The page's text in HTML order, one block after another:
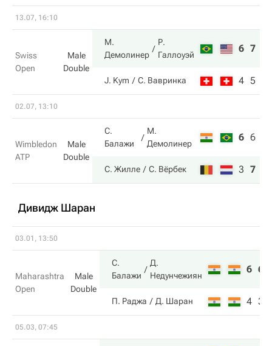
13.07, 16:10
Swiss
Open
Male
Double
М.
Демолинер
Р.
Галлоуэй
6 7
J. Kym С. Вавринка 4 5
02.07, 13:10
Wimbledon
ATP
Male
Double
С.
Балажи
М.
Демолинер
6 6
С. Жилле С. Вёрбек 3 7
Дивидж Шаран
03.01, 13:50
Maharashtra
Open
Male
Double
С.
Балажи
Д.
Недунчежиян
6 6
П. Раджа Д. Шаран 4 3
05.03, 07:45